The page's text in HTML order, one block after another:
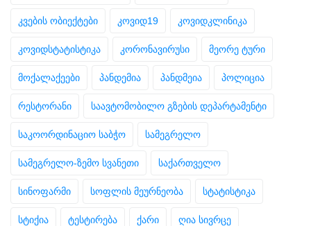
კვების ობიექტები კოვიდ19 კოვიდკლინიკა
კოვიდსტატისტიკა კორონავირუსი მეორე ტური
მოქალაქეები პანდემია პანდმეია პოლიცია
რესტორანი საავტომობილო გზების დეპარტამენტი
საკოორდინაციო საბჭო სამეგრელო
სამეგრელო-ზემო სვანეთი საქართველო
სინოფარმი სოფლის მეურნეობა სტატისტიკა
სტიქია ტესტირება ქარი ღია სივრცე